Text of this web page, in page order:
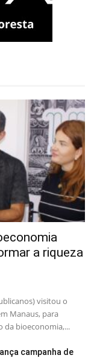
a riqueza
visitou o
Manaus, para
da bioeconomia,...
campanha de